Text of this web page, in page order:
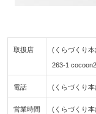
取扱店 (くらづくり
263-1
電話 (くらづくり
営業時間 (くらづくり